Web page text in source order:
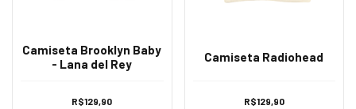
Camiseta Brooklyn Baby
- Lana del Rey
R$129,90
Camiseta Radiohead
R$129,90